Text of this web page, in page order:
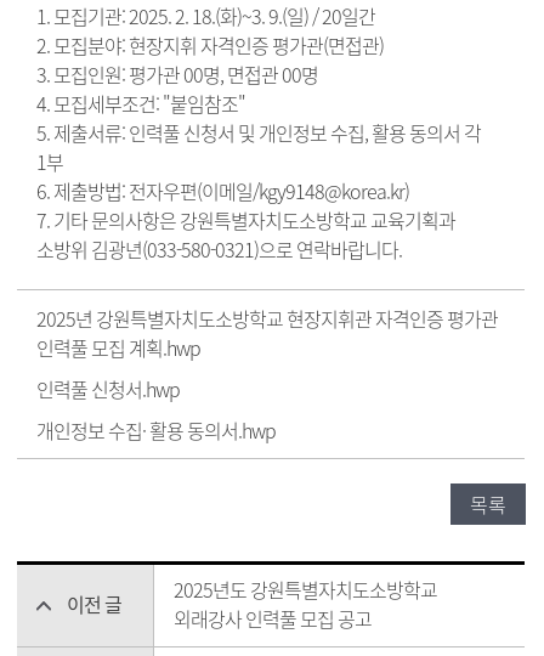
1. 모집기관: 2025. 2. 18.(화)~3. 9.(일) / 20일간
2. 모집분야: 현장지휘 자격인증 평가관(면접관)
3. 모집인원: 평가관 00명, 면접관 00명
4. 모집세부조건: "붙임참조"
5. 제출서류: 인력풀 신청서 및 개인정보 수집, 활용 동의서 각
1부
6. 제출방법: 전자우편(이메일/kgy9148@korea.kr)
7. 기타 문의사항은 강원특별자치도소방학교 교육기획과
소방위 김광년(033-580-0321)으로 연락바랍니다.
2025년 강원특별자치도소방학교 현장지휘관 자격인증 평가관
인력풀 모집 계획.hwp
인력풀 신청서.hwp
개인정보 수집· 활용 동의서.hwp
목록
이전 글
2025년도 강원특별자치도소방학교
외래강사 인력풀 모집 공고